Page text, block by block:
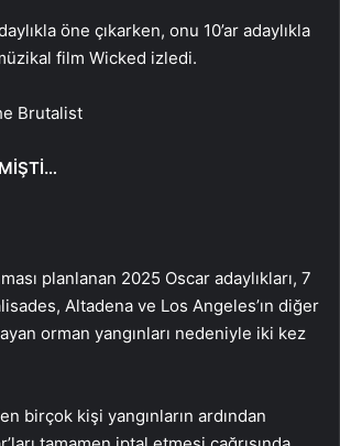
öne çıkarken, onu 10’ar adaylıkla
film Wicked izledi.
Brutalist
planlanan 2025 Oscar adaylıkları, 7
Altadena ve Los Angeles’ın diğer
orman yangınları nedeniyle iki kez
birçok kişi yangınların ardından